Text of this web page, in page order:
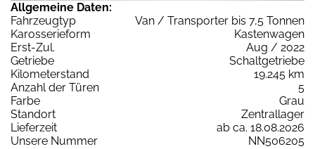
Allgemeine Daten:
Fahrzeugtyp
Van / Transporter bis 7,5 Tonnen
Karosserieform
Kastenwagen
Erst-Zul.
Aug / 2022
Getriebe
Schaltgetriebe
Kilometerstand
19.245 km
Anzahl der Türen
5
Farbe
Grau
Standort
Zentrallager
Lieferzeit
ab ca. 18.08.2026
Unsere Nummer
NN506205